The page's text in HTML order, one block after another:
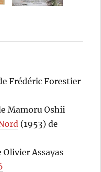
Frédéric Forestier
Mamoru Oshii
(1953) de
Olivier Assayas